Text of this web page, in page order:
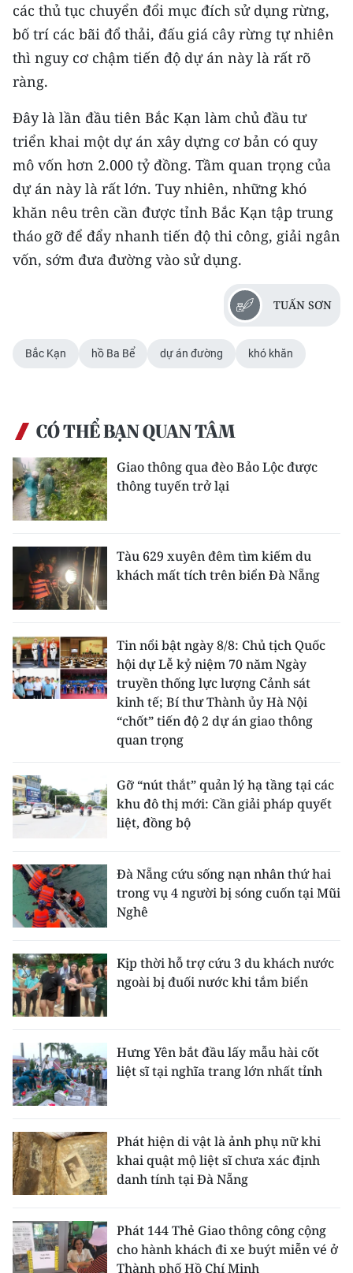
các thủ tục chuyển đổi mục đích sử dụng rừng,
bố trí các bãi đổ thải, đấu giá cây rừng tự nhiên
thì nguy cơ chậm tiến độ dự án này là rất rõ
ràng.
Đây là lần đầu tiên Bắc Kạn làm chủ đầu tư
triển khai một dự án xây dựng cơ bản có quy
mô vốn hơn 2.000 tỷ đồng. Tầm quan trọng của
dự án này là rất lớn. Tuy nhiên, những khó
khăn nêu trên cần được tỉnh Bắc Kạn tập trung
tháo gỡ để đẩy nhanh tiến độ thi công, giải ngân
vốn, sớm đưa đường vào sử dụng.
TUẤN SƠN
Bắc Kạn hồ Ba Bể dự án đường khó khăn
CÓ THỂ BẠN QUAN TÂM
Giao thông qua đèo Bảo Lộc được
thông tuyến trở lại
Tàu 629 xuyên đêm tìm kiếm du
khách mất tích trên biển Đà Nẵng
Tin nổi bật ngày 8/8: Chủ tịch Quốc
hội dự Lễ kỷ niệm 70 năm Ngày
truyền thống lực lượng Cảnh sát
kinh tế; Bí thư Thành ủy Hà Nội
“chốt” tiến độ 2 dự án giao thông
quan trọng
Gỡ “nút thắt” quản lý hạ tầng tại các
khu đô thị mới: Cần giải pháp quyết
liệt, đồng bộ
Đà Nẵng cứu sống nạn nhân thứ hai
trong vụ 4 người bị sóng cuốn tại Mũi
Nghê
Kịp thời hỗ trợ cứu 3 du khách nước
ngoài bị đuối nước khi tắm biển
Hưng Yên bắt đầu lấy mẫu hài cốt
liệt sĩ tại nghĩa trang lớn nhất tỉnh
Phát hiện di vật là ảnh phụ nữ khi
khai quật mộ liệt sĩ chưa xác định
danh tính tại Đà Nẵng
Phát 144 Thẻ Giao thông công cộng
cho hành khách đi xe buýt miễn vé ở
Thành phố Hồ Chí Minh